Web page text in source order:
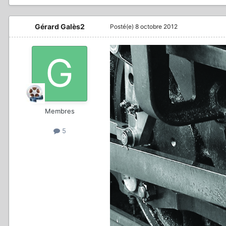
Gérard Galès2
Membres
5
Posté(e) 8 octobre 2012